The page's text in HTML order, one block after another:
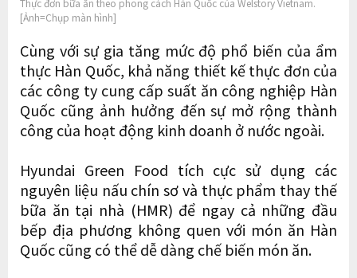
Thực đơn bữa ăn theo phong cách Hàn Quốc của Welstory Vietnam.
[Ảnh=Chụp màn hình]
Cùng với sự gia tăng mức độ phổ biến của ẩm
thực Hàn Quốc, khả năng thiết kế thực đơn của
các công ty cung cấp suất ăn công nghiệp Hàn
Quốc cũng ảnh hưởng đến sự mở rộng thành
công của hoạt động kinh doanh ở nước ngoài.
Hyundai Green Food tích cực sử dụng các
nguyên liệu nấu chín sơ và thực phẩm thay thế
bữa ăn tại nhà (HMR) để ngay cả những đầu
bếp địa phương không quen với món ăn Hàn
Quốc cũng có thể dễ dàng chế biến món ăn.